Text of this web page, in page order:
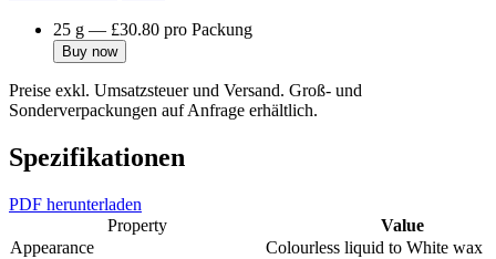
25 g — £30.80 pro Packung
Buy now
Preise exkl. Umsatzsteuer und Versand. Groß- und
Sonderverpackungen auf Anfrage erhältlich.
Spezifikationen
PDF herunterladen
Property
Value
Appearance
Colourless liquid to White wax